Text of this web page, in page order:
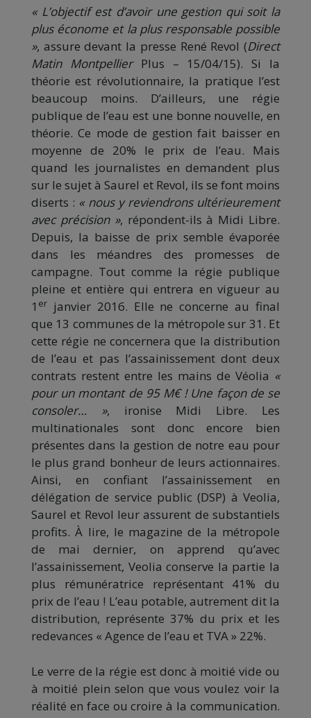
« L’objectif est d’avoir une gestion qui soit la
plus économe et la plus responsable possible
», assure devant la presse René Revol (Direct
Matin Montpellier Plus – 15/04/15). Si la
théorie est révolutionnaire, la pratique l’est
beaucoup moins. D’ailleurs, une régie
publique de l’eau est une bonne nouvelle, en
théorie. Ce mode de gestion fait baisser en
moyenne de 20% le prix de l’eau. Mais
quand les journalistes en demandent plus
sur le sujet à Saurel et Revol, ils se font moins
diserts : « nous y reviendrons ultérieurement
avec précision », répondent-ils à Midi Libre.
Depuis, la baisse de prix semble évaporée
dans les méandres des promesses de
campagne. Tout comme la régie publique
pleine et entière qui entrera en vigueur au
1 er janvier 2016. Elle ne concerne au final
que 13 communes de la métropole sur 31. Et
cette régie ne concernera que la distribution
de l’eau et pas l’assainissement dont deux
contrats restent entre les mains de Véolia «
pour un montant de 95 M€ ! Une façon de se
consoler… », ironise Midi Libre. Les
multinationales sont donc encore bien
présentes dans la gestion de notre eau pour
le plus grand bonheur de leurs actionnaires.
Ainsi, en confiant l’assainissement en
délégation de service public (DSP) à Veolia,
Saurel et Revol leur assurent de substantiels
profits. À lire, le magazine de la métropole
de mai dernier, on apprend qu’avec
l’assainissement, Veolia conserve la partie la
plus rémunératrice représentant 41% du
prix de l’eau ! L’eau potable, autrement dit la
distribution, représente 37% du prix et les
redevances « Agence de l’eau et TVA » 22%.
Le verre de la régie est donc à moitié vide ou
à moitié plein selon que vous voulez voir la
réalité en face ou croire à la communication.